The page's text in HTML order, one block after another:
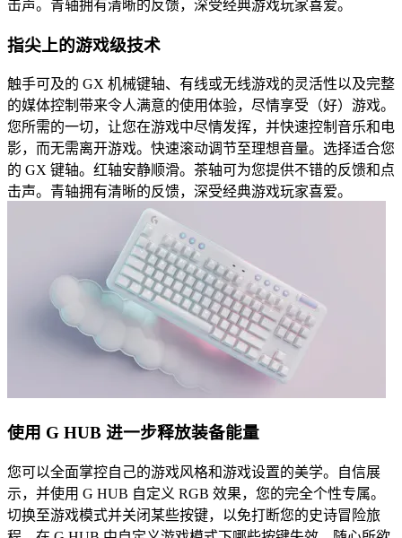
击声。青轴拥有清晰的反馈，深受经典游戏玩家喜爱。
指尖上的游戏级技术
触手可及的 GX 机械键轴、有线或无线游戏的灵活性以及完整
的媒体控制带来令人满意的使用体验，尽情享受（好）游戏。
您所需的一切，让您在游戏中尽情发挥，并快速控制音乐和电
影，而无需离开游戏。快速滚动调节至理想音量。选择适合您
的 GX 键轴。红轴安静顺滑。茶轴可为您提供不错的反馈和点
击声。青轴拥有清晰的反馈，深受经典游戏玩家喜爱。
使用 G HUB 进一步释放装备能量
您可以全面掌控自己的游戏风格和游戏设置的美学。自信展
示，并使用 G HUB 自定义 RGB 效果，您的完全个性专属。
切换至游戏模式并关闭某些按键，以免打断您的史诗冒险旅